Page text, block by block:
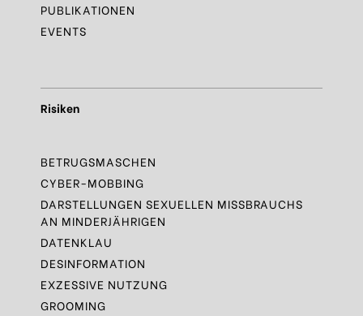
PUBLIKATIONEN
EVENTS
Risiken
BETRUGSMASCHEN
CYBER-MOBBING
DARSTELLUNGEN SEXUELLEN MISSBRAUCHS
AN MINDERJÄHRIGEN
DATENKLAU
DESINFORMATION
EXZESSIVE NUTZUNG
GROOMING